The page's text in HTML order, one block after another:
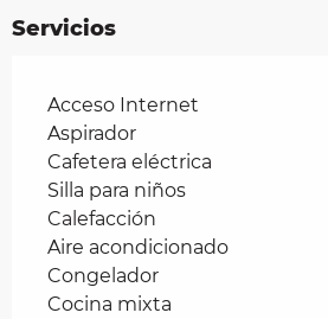
Servicios
Acceso Internet
Aspirador
Cafetera eléctrica
Silla para niños
Calefacción
Aire acondicionado
Congelador
Cocina mixta